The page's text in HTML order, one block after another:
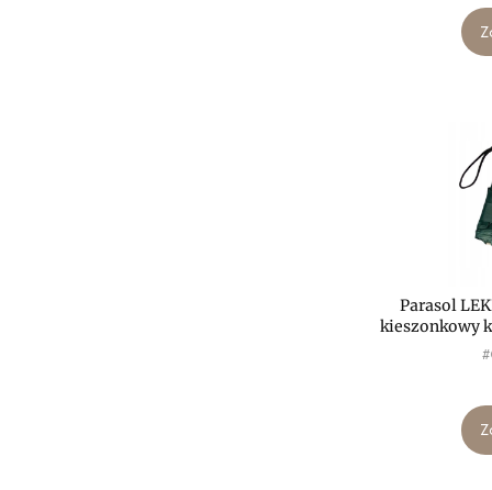
Parasol
kieszonkowy